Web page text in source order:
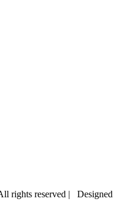
rights reserved | Designed